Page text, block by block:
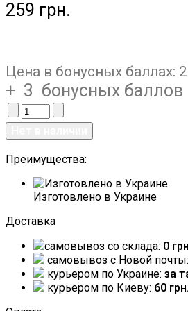
259 грн.
Цена в бонусных баллах:
+ 3 бонусных баллов
Преимущества:
Изготовлено в Украине
Доставка
самовывоз со склада: 0
самовывоз c Новой почты:
курьером по Украине: за
курьером по Киеву: 60 грн.